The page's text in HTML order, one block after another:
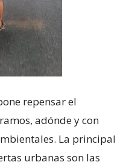
repensar el
adónde y con
La principal
urbanas son las